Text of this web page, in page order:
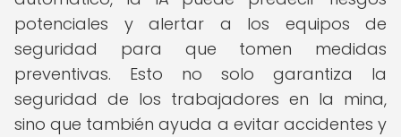
potenciales y alertar a los equipos de
seguridad para que tomen medidas
preventivas. Esto no solo garantiza la
seguridad de los trabajadores en la mina,
sino que también ayuda a evitar accidentes y